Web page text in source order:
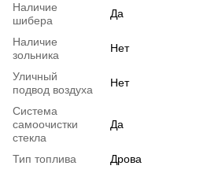
Наличие
шибера
Да
Наличие
зольника
Нет
Уличный
подвод воздуха
Нет
Система
самоочистки
стекла
Да
Тип топлива
Дрова